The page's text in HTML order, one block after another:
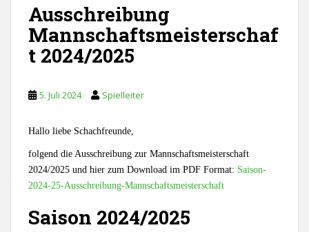
Ausschreibung
Mannschaftsmeisterschaf
t 2024/2025
5. Juli 2024 Spielleiter
Hallo liebe Schachfreunde,
folgend die Ausschreibung zur Mannschaftsmeisterschaft
2024/2025 und hier zum Download im PDF Format: Saison-
2024-25-Ausschreibung-Mannschaftsmeisterschaft
Saison 2024/2025